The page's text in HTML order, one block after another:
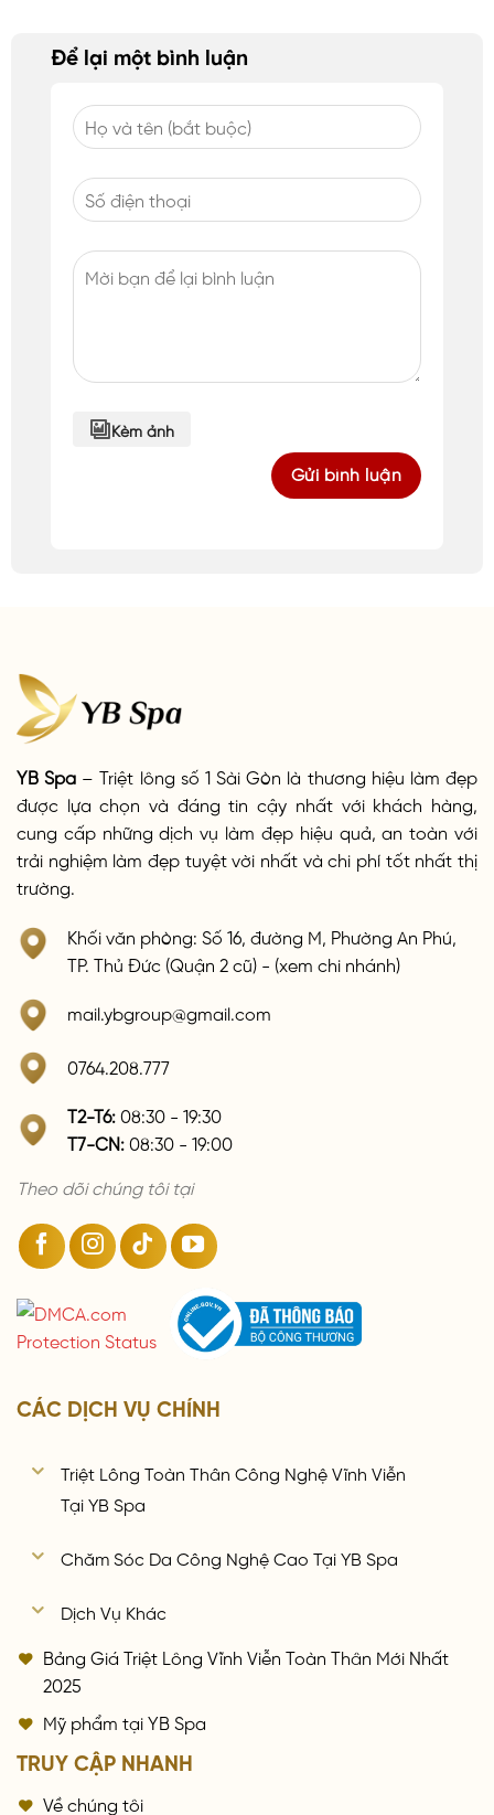
Để lại một bình luận
Kèm ảnh
YB Spa – Triệt lông số 1 Sài Gòn là thương hiệu làm đẹp
được lựa chọn và đáng tin cậy nhất với khách hàng,
cung cấp những dịch vụ làm đẹp hiệu quả, an toàn với
trải nghiệm làm đẹp tuyệt vời nhất và chi phí tốt nhất thị
trường.
Khối văn phòng: Số 16, đường M, Phường An Phú,
TP. Thủ Đức (Quận 2 cũ) - (xem chi nhánh)
mail.ybgroup@gmail.com
0764.208.777
T2-T6: 08:30 - 19:30
T7-CN: 08:30 - 19:00
Theo dõi chúng tôi tại
CÁC DỊCH VỤ CHÍNH
Triệt Lông Toàn Thân Công Nghệ Vĩnh Viễn
Tại YB Spa
Chăm Sóc Da Công Nghệ Cao Tại YB Spa
Dịch Vụ Khác
Bảng Giá Triệt Lông Vĩnh Viễn Toàn Thân Mới Nhất
2025
Mỹ phẩm tại YB Spa
TRUY CẬP NHANH
Về chúng tôi